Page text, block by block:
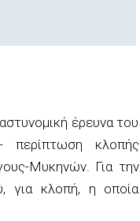
έρευνα του
περίπτωση κλοπής
Μυκηνών. Για την
για κλοπή, η οποία